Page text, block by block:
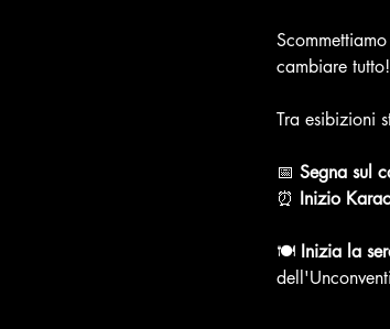
cambiare
Tra esibizioni
📅 Segna sul
⏰ Inizio
🍽️ Inizia la